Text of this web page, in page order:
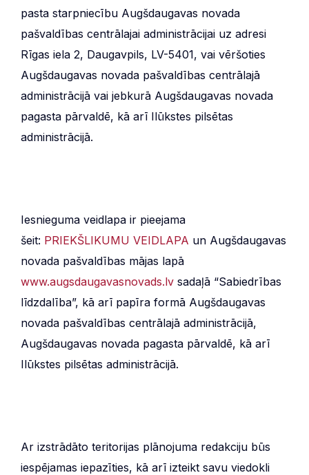
pasta starpniecību Augšdaugavas novada
pašvaldības centrālajai administrācijai uz adresi
Rīgas iela 2, Daugavpils, LV-5401, vai vēršoties
Augšdaugavas novada pašvaldības centrālajā
administrācijā vai jebkurā Augšdaugavas novada
pagasta pārvaldē, kā arī Ilūkstes pilsētas
administrācijā.
Iesnieguma veidlapa ir pieejama
šeit: PRIEKŠLIKUMU VEIDLAPA un Augšdaugavas
novada pašvaldības mājas lapā
www.augsdaugavasnovads.lv sadaļā “Sabiedrības
līdzdalība”, kā arī papīra formā Augšdaugavas
novada pašvaldības centrālajā administrācijā,
Augšdaugavas novada pagasta pārvaldē, kā arī
Ilūkstes pilsētas administrācijā.
Ar izstrādāto teritorijas plānojuma redakciju būs
iespējamas iepazīties, kā arī izteikt savu viedokli